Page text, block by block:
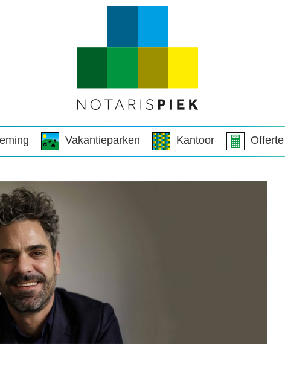
Vakantieparken Kantoor Offerte